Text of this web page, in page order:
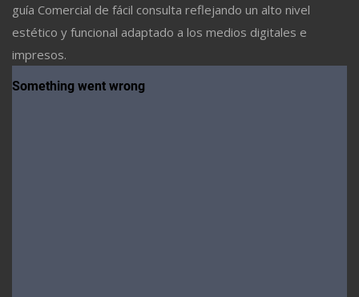
guía Comercial de fácil consulta reflejando un alto nivel
estético y funcional adaptado a los medios digitales e
impresos.